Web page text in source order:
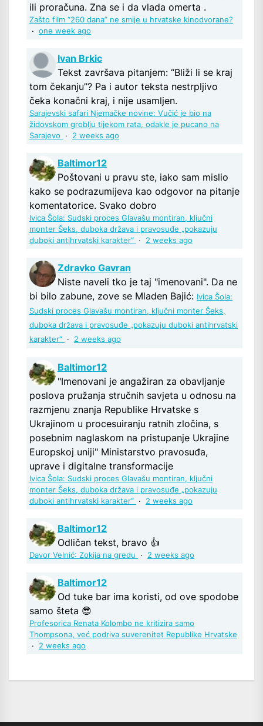
ili proračuna. Zna se i da vlada omerta .
Zašto film “260 dana” ne smije u hrvatske kinodvorane?
· one week ago
Ivan Brkic
Tekst završava pitanjem: “Bliži li se kraj
tom čekanju”? Pa i autor teksta nestrpljivo
čeka konačni kraj, i nije usamljen.
Sarajevski safari Njemačke novine: Vučić je bio na
židovskom groblju tijekom rata, odakle je pucano na
Sarajevo
· 2 weeks ago
Baltimor12
Poštovani u pravu ste, iako sam mislio
kako se podrazumijeva kao odgovor na pitanje
komentatorice. Svako dobro
Ivica Šola: Sudski proces Glavašu montiran, ključni
monter Šeks, duboka država i pravosuđe „pokazuju
duboki antihrvatski karakter“ · 2 weeks ago
Zdravko Gavran
Niste naveli tko je taj "imenovani". Da ne
bi bilo zabune, zove se Mladen Bajić: Ivica Šola:
Sudski proces Glavašu montiran, ključni monter Šeks,
duboka država i pravosuđe „pokazuju duboki antihrvatski
karakter“ · 2 weeks ago
Baltimor12
"Imenovani je angažiran za obavljanje
poslova pružanja stručnih savjeta u odnosu na
razmjenu znanja Republike Hrvatske s
Ukrajinom u procesuiranju ratnih zločina, s
posebnim naglaskom na pristupanje Ukrajine
Europskoj uniji" Ministarstvo pravosuđa,
uprave i digitalne transformacije
Ivica Šola: Sudski proces Glavašu montiran, ključni
monter Šeks, duboka država i pravosuđe „pokazuju
duboki antihrvatski karakter“ · 2 weeks ago
Baltimor12
Odličan tekst, bravo 👍
Davor Velnić: Zokija na gredu · 2 weeks ago
Baltimor12
Od tuke bar ima koristi, od ove spodobe
samo šteta 😎
Profesorica Renata Kolombo ne kritizira samo
Thompsona, već podriva suverenitet Republike Hrvatske
· 2 weeks ago